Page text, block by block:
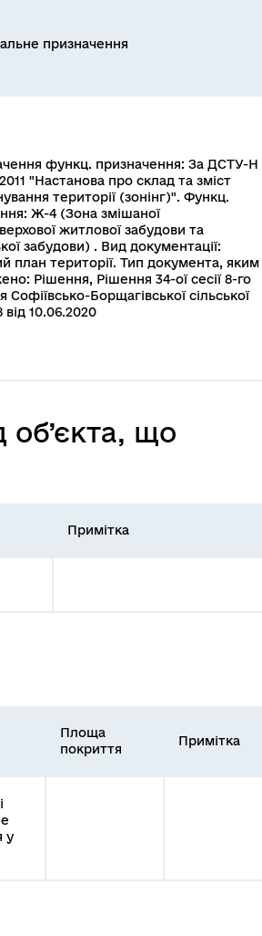
призначення
функц. призначення: За ДСТУ-Н
"Настанова про склад та зміст
території (зонінг)". Функц.
Ж-4 (Зона змішаної
житлової забудови та
забудови) . Вид документації:
план території. Тип документа, яким
Рішення, Рішення 34-ої сесії 8-го
Софіївсько-Борщагівської сільської
10.06.2020
об’єкта, що
Примітка
Площа
покриття
Примітка
у